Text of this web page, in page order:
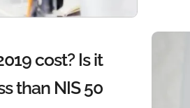
cost? Is it
than NIS 50?